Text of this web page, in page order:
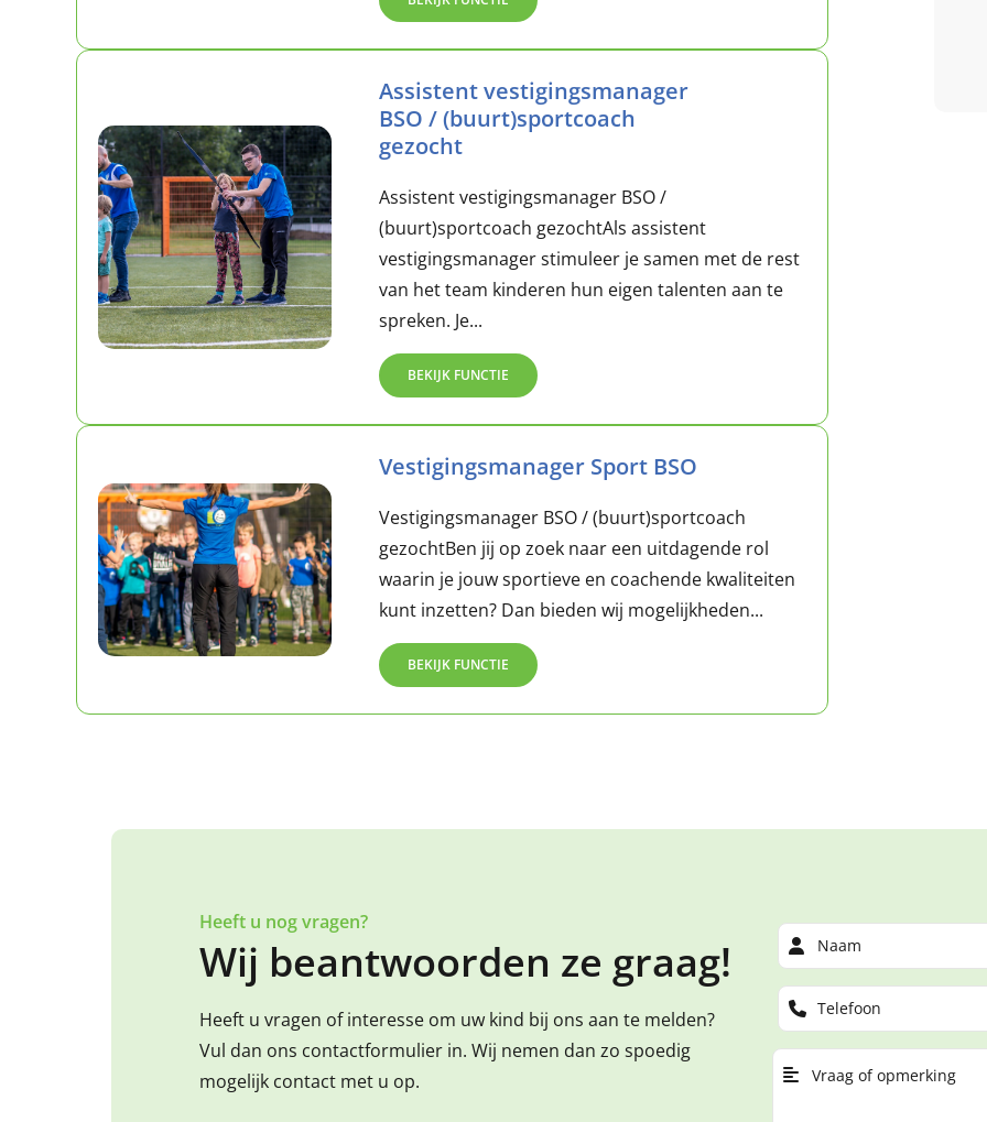
Assistent vestigingsmanager
BSO / (buurt)sportcoach
gezocht
Assistent vestigingsmanager BSO /
(buurt)sportcoach gezochtAls assistent
vestigingsmanager stimuleer je samen met de rest
van het team kinderen hun eigen talenten aan te
spreken. Je...
BEKIJK FUNCTIE
Vestigingsmanager Sport BSO
Vestigingsmanager BSO / (buurt)sportcoach
gezochtBen jij op zoek naar een uitdagende rol
waarin je jouw sportieve en coachende kwaliteiten
kunt inzetten? Dan bieden wij mogelijkheden...
BEKIJK FUNCTIE
Heeft u nog vragen?
Wij beantwoorden ze graag!
Heeft u vragen of interesse om uw kind bij ons aan te melden?
Vul dan ons contactformulier in. Wij nemen dan zo spoedig
mogelijk contact met u op.